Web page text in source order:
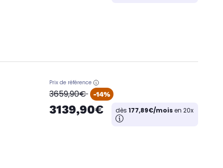
Prix de référence
oldPrice
3659,90€ -14%
3139,90€ dès 177,89€/moisen 20x